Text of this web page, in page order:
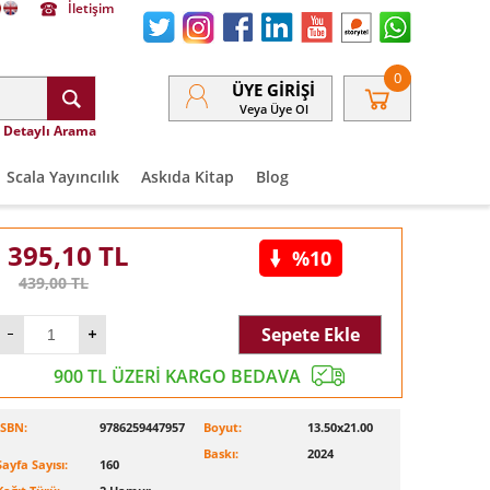
İletişim
Detaylı Arama
ÜYE GIRIŞI
Veya Üye Ol
0
Scala Yayıncılık Askıda Kitap Blog
395,10 TL
439,00TL
%10
Sepete Ekle
900 TL ÜZERİ KARGO BEDAVA
9786259447957
Sayısı:
160
Boyut:
13.50x21.00
Baskı:
2024